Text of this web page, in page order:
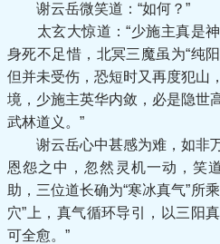
谢云岳微笑道：“如何？”
太玄大惊道：“少施主真是神
身死不足惜，北冥三魔虽为“纯阳
但并未受伤，恐短时又再度犯山
境，少施主英华内敛，必是隐世
武林道义。”
谢云岳心中甚感为难，如非
恩怨之中，忽然灵机一动，笑
助，三位道长确为“寒冰真气”所
穴”上，真气循环导引，以三阳
可全愈。”